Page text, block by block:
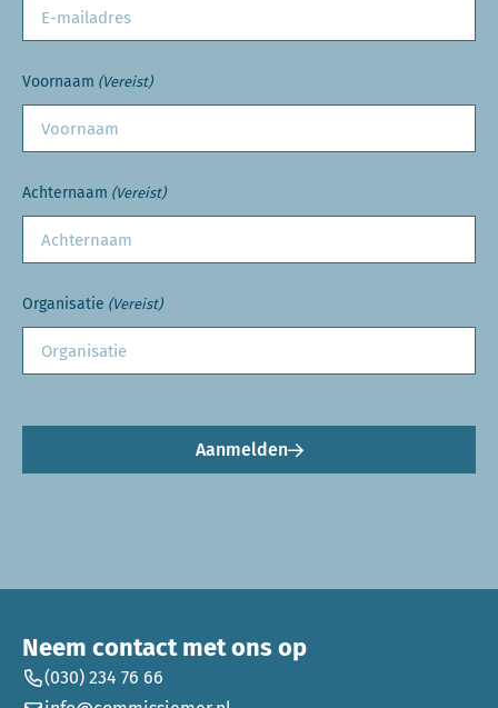
Voornaam (Vereist)
Achternaam (Vereist)
Organisatie (Vereist)
Aanmelden
Neem contact met ons op
(030) 234 76 66